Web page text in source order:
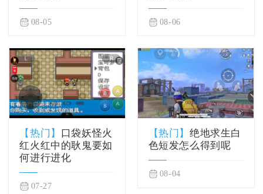
08-05 08-06
【热门】 口袋妖怪火
红火红中的耿鬼要如
何进行进化
07-27
【热门】绝地求生白
色短发怎么得到呢
08-04